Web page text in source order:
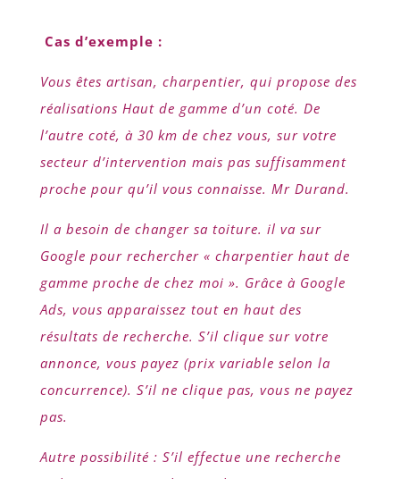
Cas d’exemple :
Vous êtes artisan, charpentier, qui propose des
réalisations Haut de gamme d’un coté. De
l’autre coté, à 30 km de chez vous, sur votre
secteur d’intervention mais pas suffisamment
proche pour qu’il vous connaisse. Mr Durand.
Il a besoin de changer sa toiture. il va sur
Google pour rechercher « charpentier haut de
gamme proche de chez moi ». Grâce à Google
Ads, vous apparaissez tout en haut des
résultats de recherche. S’il clique sur votre
annonce, vous payez (prix variable selon la
concurrence). S’il ne clique pas, vous ne payez
pas.
Autre possibilité : S’il effectue une recherche